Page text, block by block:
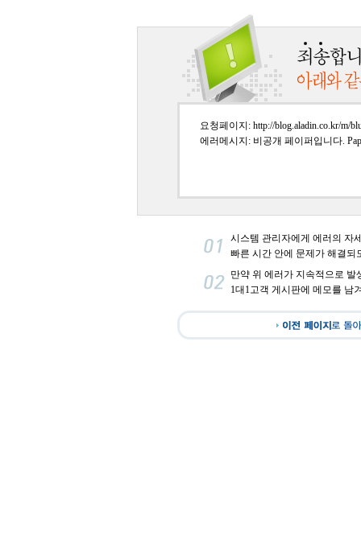
요청페이지: http://blog.aladin.co.kr/m/
에러메시지: 비공개 페이퍼입니다.
시스템 관리자에게 에러의 자
빠른 시간 안에 문제가 해결되
만약 위 에러가 지속적으로
1대1고객 게시판에 메모를 남